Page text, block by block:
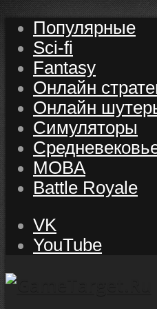
Популярные
Sci-fi
Fantasy
Онлайн
Онлайн
Симуляторы
MOBA
Battle Royale
VK
YouTube